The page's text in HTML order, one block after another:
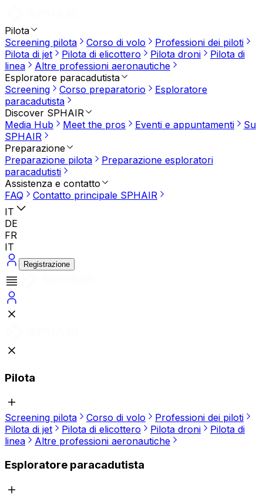
Pilota
Screening pilota
Corso di volo
Professioni dei piloti
Pilota di jet
Pilota di elicottero Pilota droni
Pilota di
linea
Altre professioni aeronautiche
Esploratore paracadutista
Screening
Corso preparatorio
Esploratore
paracadutista
Discover SPHAIR
Media Hub
Meet the pros Eventi e appuntamenti
Su
SPHAIR
Preparazione
Preparazione pilota
Preparazione esploratori
paracadutisti
Assistenza e contatto
FAQ
Contatto principale SPHAIR
IT
DE
FR
IT
Registrazione
Pilota
Screening pilota Corso di volo
Professioni dei piloti
Pilota di jet
Pilota di elicottero Pilota droni
Pilota di
linea
Altre professioni aeronautiche
Esploratore paracadutista